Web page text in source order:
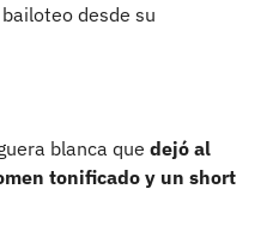
desde su
blanca que dejó al
tonificado y un short